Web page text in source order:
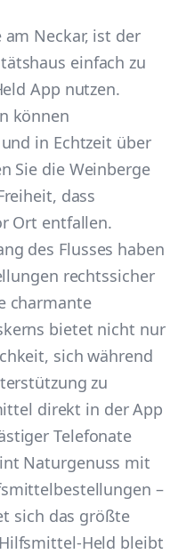
Neckar, ist der
einfach zu
App nutzen.
können
in Echtzeit über
Sie die Weinberge
dass
Ort entfallen.
des Flusses haben
rechtssicher
charmante
bietet nicht nur
sich während
zu
direkt in der App
Telefonate
Naturgenuss mit
–
sich das größte
Held bleibt